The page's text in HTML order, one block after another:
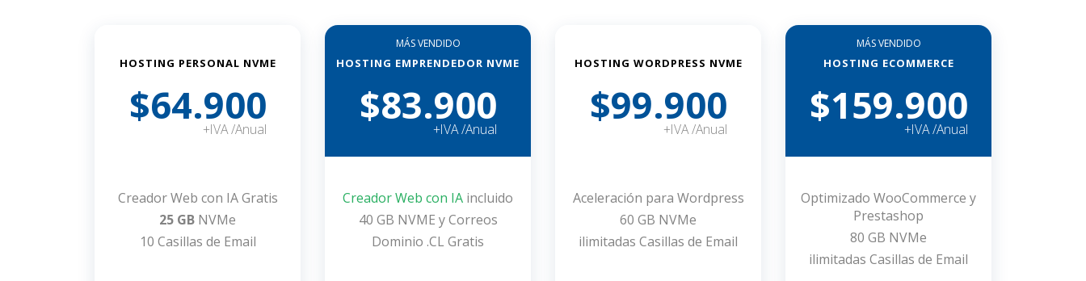
HOSTING PERSONAL NVME
$64.900
+IVA /Anual
Creador Web con IA Gratis
25 GB NVMe
10 Casillas de Email
MÁS VENDIDO
HOSTING EMPRENDEDOR NVME
$83.900
+IVA /Anual
Creador Web con IA incluido
40 GB NVME y Correos
Dominio .CL Gratis
HOSTING WORDPRESS NVME
$99.900
+IVA /Anual
Aceleración para Wordpress
60 GB NVMe
ilimitadas Casillas de Email
MÁS VENDIDO
HOSTING ECOMMERCE
$159.900
+IVA /Anual
Optimizado WooCommerce y
Prestashop
80 GB NVMe
ilimitadas Casillas de Email